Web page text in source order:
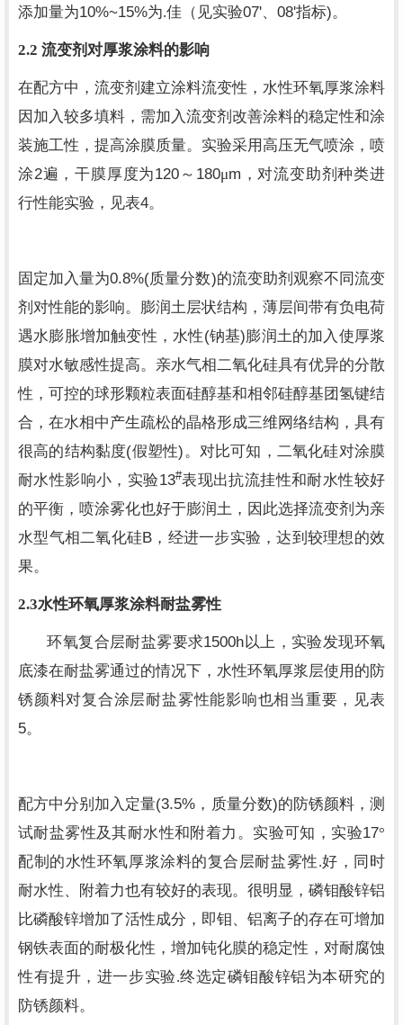
添加量为10%~15%为.佳（见实验07'、 08'指标)。
2.2 流变剂对厚浆涂料的影响
在配方中，流变剂建立涂料流变性，水性环氧厚浆涂料
因加入较多填料，需加入流变剂改善涂料的稳定性和涂
装施工性，提高涂膜质量。实验采用高压无气喷涂，喷
涂2遍，干膜厚度为120 ～ 180μm ，对流变助剂种类进
行性能实验，见表4。
固定加入量为0.8%(质量分数)的流变助剂观察不同流变
剂对性能的影响。膨润土层状结构，薄层间带有负电荷
遇水膨胀增加触变性，水性(钠基)膨润土的加入使厚浆
膜对水敏感性提高。亲水气相二氧化硅具有优异的分散
性，可控的球形颗粒表面硅醇基和相邻硅醇基团氢键结
合，在水相中产生疏松的晶格形成三维网络结构，具有
很高的结构黏度(假塑性)。对比可知，二氧化硅对涂膜
耐水性影响小，实验13#表现出抗流挂性和耐水性较好
的平衡，喷涂雾化也好于膨润土，因此选择流变剂为亲
水型气相二氧化硅B ，经进一步实验，达到较理想的效
果。
2.3水性环氧厚浆涂料耐盐雾性
环氧复合层耐盐雾要求1500h以上，实验发现环氧
底漆在耐盐雾通过的情况下，水性环氧厚浆层使用的防
锈颜料对复合涂层耐盐雾性能影响也相当重要，见表
5。
配方中分别加入定量(3.5% ，质量分数)的防锈颜料，测
试耐盐雾性及其耐水性和附着力。实验可知，实验17°
配制的水性环氧厚浆涂料的复合层耐盐雾性.好，同时
耐水性、附着力也有较好的表现。很明显，磷钼酸锌铝
比磷酸锌增加了活性成分，即钼、铝离子的存在可增加
钢铁表面的耐极化性，增加钝化膜的稳定性，对耐腐蚀
性有提升，进一步实验.终选定磷钼酸锌铝为本研究的
防锈颜料。